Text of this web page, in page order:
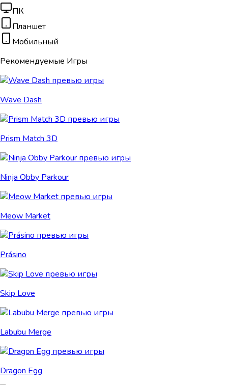
ПК
Планшет
Мобильный
Рекомендуемые Игры
Wave Dash
Prism Match 3D
Ninja Obby Parkour
Meow Market
Prásino
Skip Love
Labubu Merge
Dragon Egg